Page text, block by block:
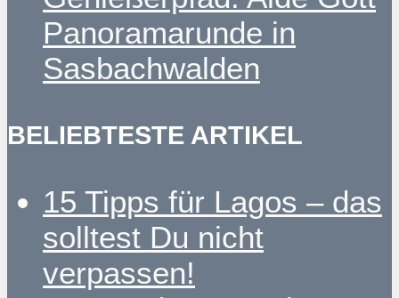
Panoramarunde in
Sasbachwalden
BELIEBTESTE ARTIKEL
15 Tipps für Lagos – das
solltest Du nicht
verpassen!